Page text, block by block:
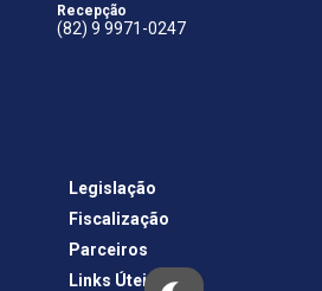
Recepção
(82) 9 9971-0247
Legislação
Fiscalização
Parceiros
Links Úteis